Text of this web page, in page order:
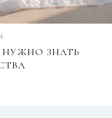
НУЖНО ЗНАТЬ